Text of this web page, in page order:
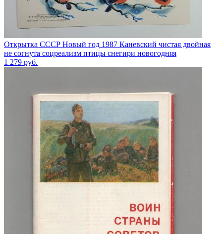
Открытка СССР Новый год 1987 Каневский чистая двойная
не согнута соцреализм птицы снегири новогодняя
1 279 руб.